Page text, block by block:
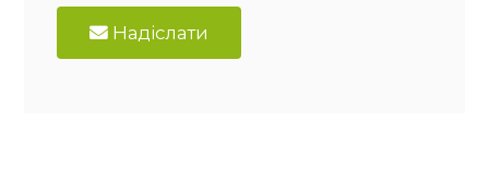
Надіслати